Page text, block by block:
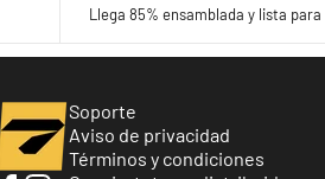
Llega 85% ensamblada y lista
Turbo Bicycles
Soporte
Aviso de privacidad
Términos y condiciones